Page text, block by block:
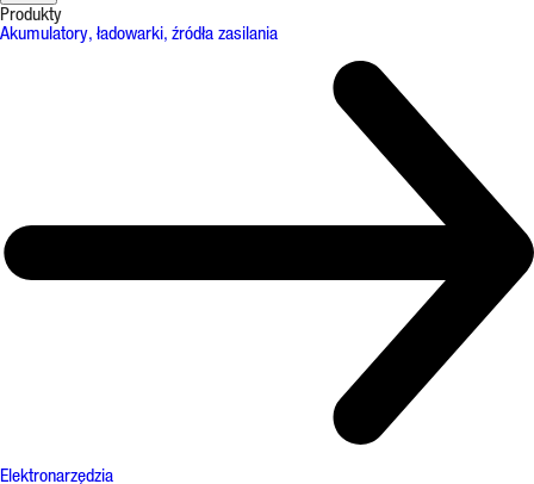
Produkty
Akumulatory, ładowarki, źródła zasilania
Elektronarzędzia